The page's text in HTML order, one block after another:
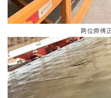
两位师傅